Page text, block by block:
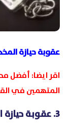
عقوبة حيازة
اقر ايضا: أفضل
المتهمين في
3. عقوبة حيازة المخدرات بقصد التعاطي في الرياض